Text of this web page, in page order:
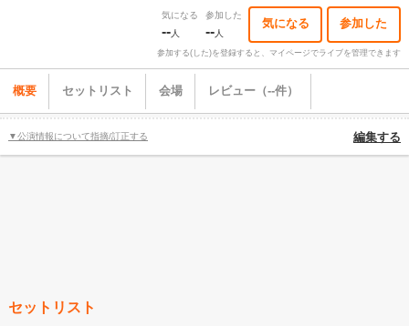
気になる
--人
参加した
--人
気になる 参加した
参加する(した)を登録すると、マイページでライブを管理できます
概要 セットリスト 会場 レビュー（--件）
▼公演情報について指摘/訂正する 編集する
セットリスト